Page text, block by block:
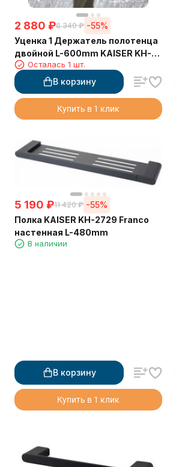
2 880 ₽6 340 ₽ -55%
Уценка 1 Держатель полотенца
двойной L-600mm KAISER KH-
2728Осталась 1 шт.
В корзину
Купить в 1 клик
5 190 ₽11 420 ₽ -55%
Полка KAISER KH-2729 Franco
настенная L-480mm
В наличии
В корзину
Купить в 1 клик